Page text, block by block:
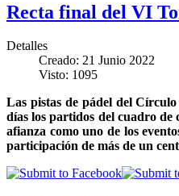
Recta final del VI
Detalles
Creado: 21 Junio 2022
Visto: 1095
Las pistas de pádel del
días los partidos del cuadro de
afianza como uno de los
participación de más de un